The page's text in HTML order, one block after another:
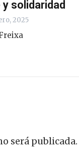
y solidaridad
2025
será publicada.